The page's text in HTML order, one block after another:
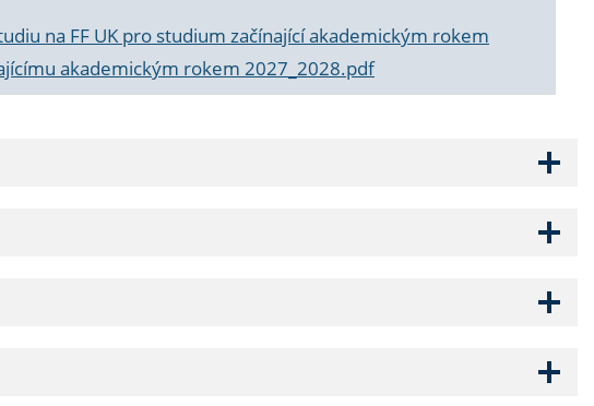
na FF UK pro studium začínající akademickým rokem
akademickým rokem 2027_2028.pdf